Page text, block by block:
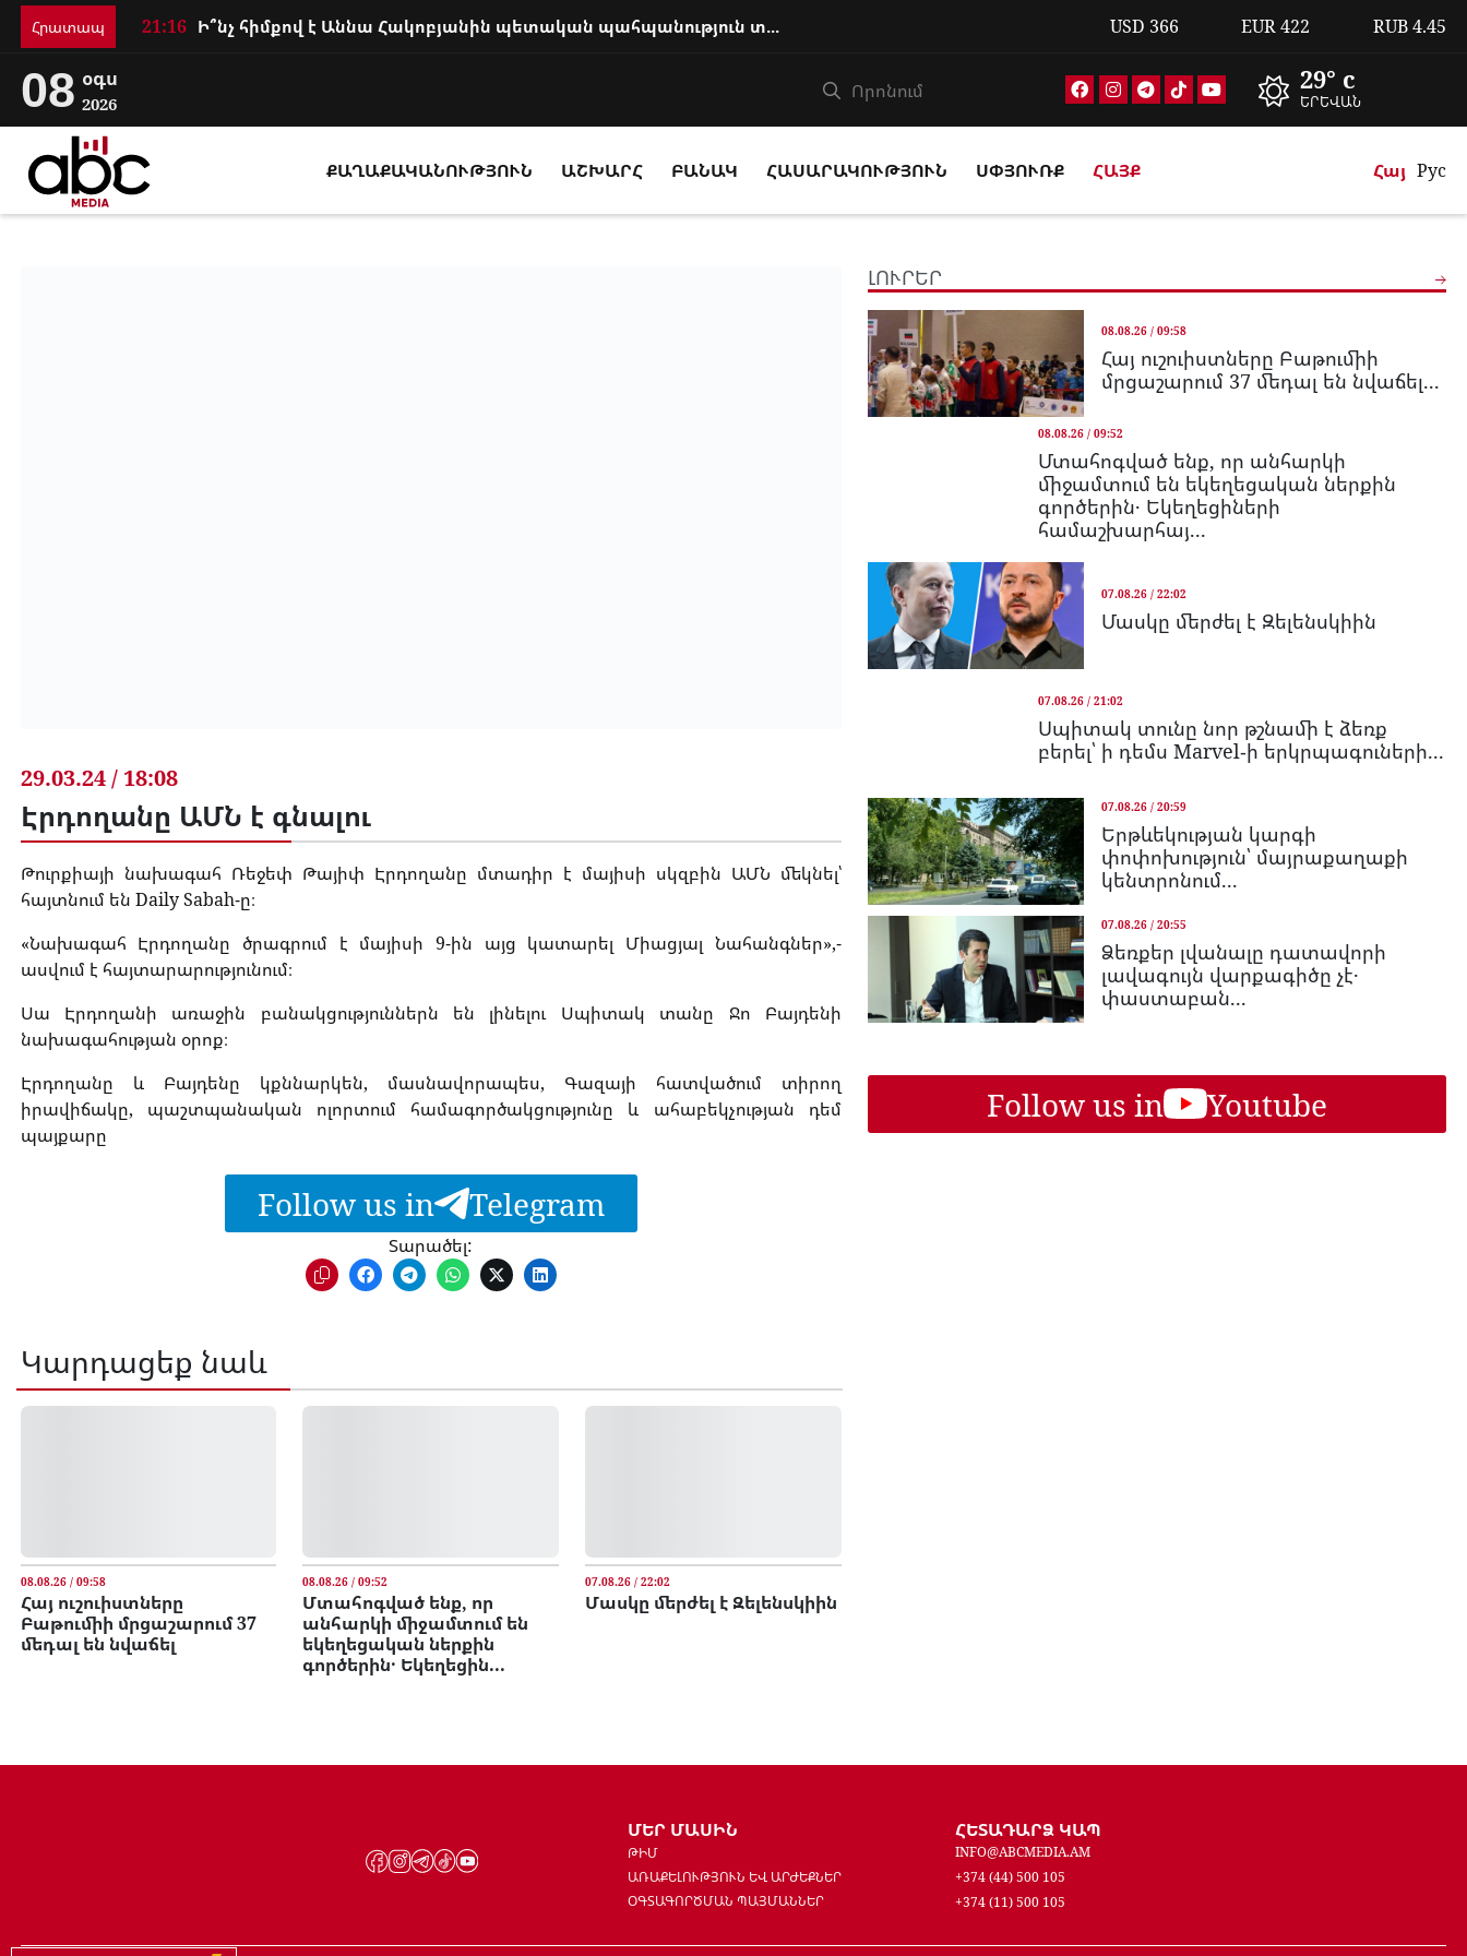
Հրատապ 21:16 Ի՞նչ հիմքով է Աննա Հակոբյանին պետական պահպանություն տրամադրվում USD 366 EUR422 RUB4.45
08 օգս
2026
29° c
ԵՐԵՎԱՆ
ՔԱՂԱՔԱԿԱՆՈՒԹՅՈՒՆ ԱՇԽԱՐՀ ԲԱՆԱԿ ՀԱՍԱՐԱԿՈՒԹՅՈՒՆ ՍՓՅՈՒՌՔ ՀԱՅՔ Հայ Рус
29.03.24 / 18:08
Էրդողանը ԱՄՆ է գնալու
Թուրքիայի նախագահ Ռեջեփ Թայիփ Էրդողանը մտադիր է մայիսի սկզբին ԱՄՆ մեկնել՝
հայտնում են Daily Sabah-ը։
«Նախագահ Էրդողանը ծրագրում է մայիսի 9-ին այց կատարել Միացյալ Նահանգներ»,-
ասվում է հայտարարությունում։
Սա Էրդողանի առաջին բանակցություններն են լինելու Սպիտակ տանը Ջո Բայդենի
նախագահության օրոք։
Էրդողանը և Բայդենը կքննարկեն, մասնավորապես, Գազայի հատվածում տիրող
իրավիճակը, պաշտպանական ոլորտում համագործակցությունը և ահաբեկչության դեմ
պայքարը
Follow us in Telegram
Տարածել:
Կարդացեք նաև
08.08.26 / 09:58
Հայ ուշուիստները
Բաթումիի մրցաշարում 37
մեդալ են նվաճել
08.08.26 / 09:52
Մտահոգված ենք, որ
անհարկի միջամտում են
եկեղեցական ներքին
գործերին․ Եկեղեցին...
07.08.26 / 22:02
Մասկը մերժել է Զելենսկիին
ԼՈՒՐԵՐ
08.08.26 / 09:58
Հայ ուշուիստները Բաթումիի
մրցաշարում 37 մեդալ են նվաճել...
08.08.26 / 09:52
Մտահոգված ենք, որ անհարկի
միջամտում են եկեղեցական ներքին
գործերին․ Եկեղեցիների
համաշխարհայ...
07.08.26 / 22:02
Մասկը մերժել է Զելենսկիին
07.08.26 / 21:02
Սպիտակ տունը նոր թշնամի է ձեռք
բերել՝ ի դեմս Marvel-ի երկրպագուների...
07.08.26 / 20:59
Երթևեկության կարգի
փոփոխություն՝ մայրաքաղաքի
կենտրոնում...
07.08.26 / 20:55
Ձեռքեր լվանալը դատավորի
լավագույն վարքագիծը չէ․
փաստաբան...
Follow us in Youtube
ՄԵՐ ՄԱՍԻՆ
ԹԻՄ
ԱՌԱՔԵԼՈՒԹՅՈՒՆ ԵՎ ԱՐԺԵՔՆԵՐ
ՕԳՏԱԳՈՐԾՄԱՆ ՊԱՅՄԱՆՆԵՐ
ՀԵՏԱԴԱՐՁ ԿԱՊ
INFO@ABCMEDIA.AM
+374 (44) 500 105
+374 (11) 500 105